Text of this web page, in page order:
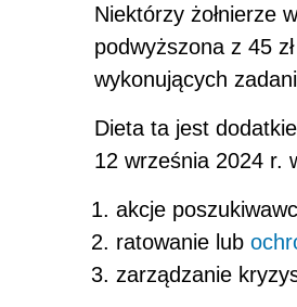
Niektórzy żołnierze
podwyższona z 45
wykonujących
Dieta ta jest
12 września 2024 r.
akcje
ratowanie lub
zarządzanie